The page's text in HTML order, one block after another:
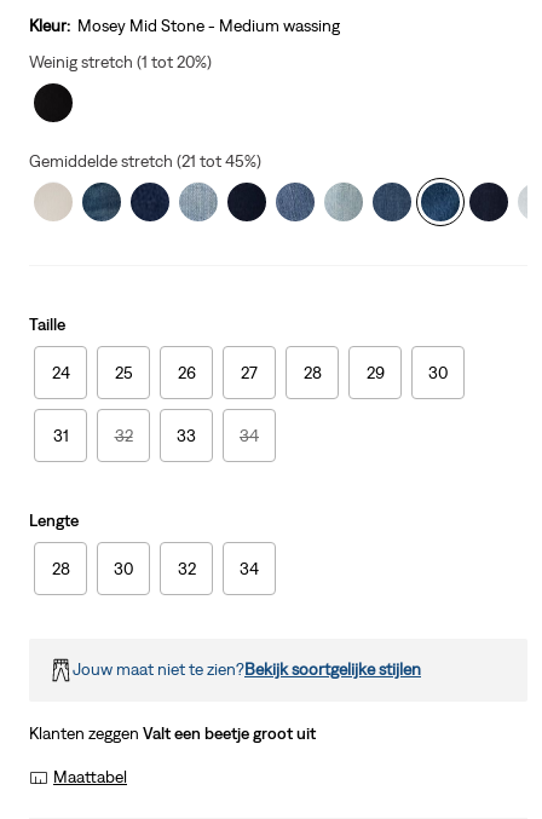
Kleur: Mosey Mid Stone - Medium wassing
Weinig stretch (1 tot 20%)
Gemiddelde stretch (21 tot 45%)
Taille
24 25 26 27 28 29 30
31 32 33 34
Lengte
28 30 32 34
Jouw maat niet te zien?Bekijk soortgelijke stijlen
Klanten zeggen Valt een beetje groot uit
Maattabel